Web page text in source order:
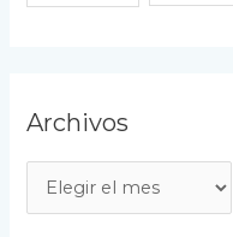
Archivos
r